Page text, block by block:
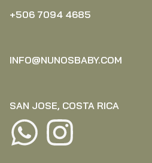
+506 7094 4685‬
INFO@NUNOSBABY.COM
SAN JOSE, COSTA RICA